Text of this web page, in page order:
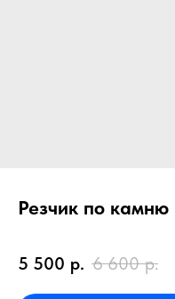
Резчик по камню
5 500 р. 6 600 р.